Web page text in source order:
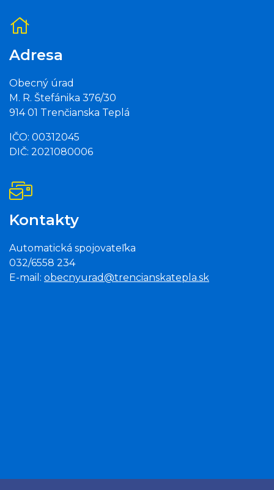
Adresa
Obecný úrad
M. R. Štefánika 376/30
914 01 Trenčianska Teplá
IČO: 00312045
DIČ: 2021080006
Kontakty
Automatická spojovateľka
032/6558 234
E-mail: obecnyurad@trencianskatepla.sk